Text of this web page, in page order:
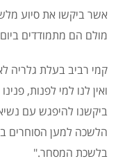
אשר ביקשו את סיוע
מולם הם מתמודדים ביום
קמי רביב בעלת גלריה
ואין לנו למי לפנות,
ביקשנו להיפגש עם
הלשכה למען הסוחרים
בלשכת המסחר."